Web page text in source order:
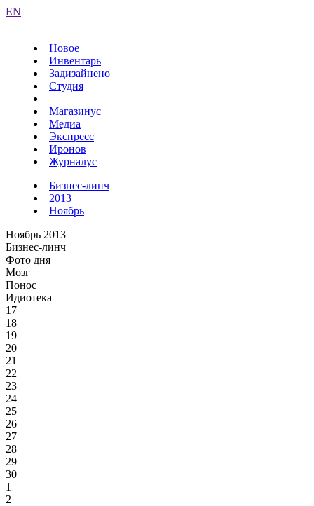
EN
Новое
Инвентарь
Задизайнено
Студия
Магазинус
Медиа
Экспресс
Иронов
Журналус
Бизнес-линч
2013
Ноябрь
Ноябрь 2013
Бизнес-линч
Фото дня
Мозг
Понос
Идиотека
17
18
19
20
21
22
23
24
25
26
27
28
29
30
1
2